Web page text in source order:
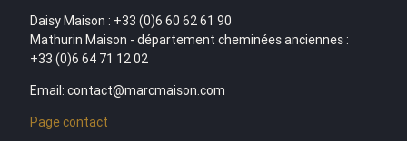
Daisy Maison : +33 (0)6 60 62 61 90
Mathurin Maison - département cheminées anciennes :
+33 (0)6 64 71 12 02
Email: contact@marcmaison.com
Page contact